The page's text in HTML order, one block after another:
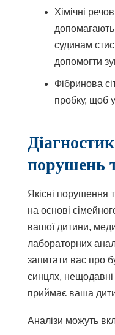
Хімічні
судинам
допомогти
Фібринова
пробку, щоб
порушень
Якісні порушення
на основі
вашої дитини,
лабораторних
запитати вас про
синцях, нещодавні
приймає ваша
Аналізи можуть